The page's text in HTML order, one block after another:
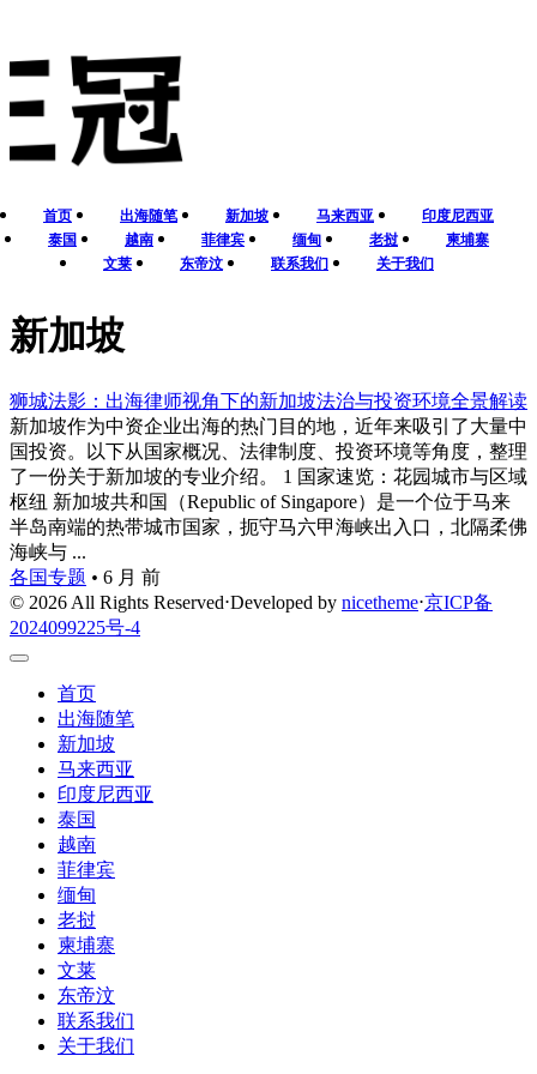
首页 出海随笔 新加坡 马来西亚
印度尼西亚
泰国
越南 菲律宾 缅甸 老挝
柬埔寨
文莱
东帝汶 联系我们 关于我们
新加坡
狮城法影：出海律师视角下的新加坡法治与投资环境全景解读
新加坡作为中资企业出海的热门目的地，近年来吸引了大量中
国投资。以下从国家概况、法律制度、投资环境等角度，整理
了一份关于新加坡的专业介绍。 1 国家速览：花园城市与区域
枢纽 新加坡共和国（Republic of Singapore）是一个位于马来
半岛南端的热带城市国家，扼守马六甲海峡出入口，北隔柔佛
海峡与 ...
各国专题 • 6 月 前
© 2026 All Rights Reserved⋅Developed by nicetheme⋅京ICP备
2024099225号-4
首页
出海随笔
新加坡
马来西亚
印度尼西亚
泰国
越南
菲律宾
缅甸
老挝
柬埔寨
文莱
东帝汶
联系我们
关于我们